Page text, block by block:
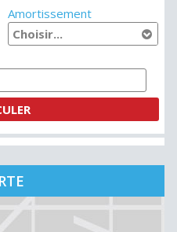
Amortissement